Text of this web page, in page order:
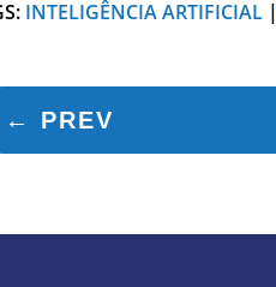
INTELIGÊNCIA ARTIFICIAL|
← PREV